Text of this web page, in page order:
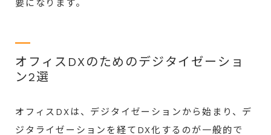
要になります。
オフィスDXのためのデジタイゼーショ
ン2選
オフィスDXは、デジタイゼーションから始まり、デ
ジタライゼーションを経てDX化するのが一般的で